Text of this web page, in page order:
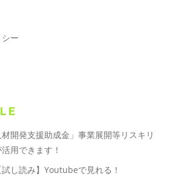
ー
材開発支援助成金」事業展開等リスキリ
用できます！
し読み】Youtubeで見れる！